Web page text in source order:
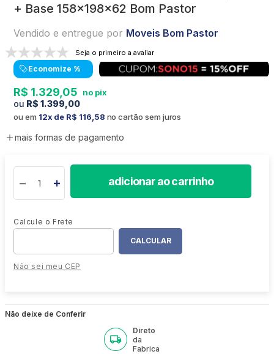
+ Base 158x198x62 Bom Pastor
Vendido e entregue por Moveis Bom Pastor
Seja o primeiro a avaliar
Economize %
R$ 1.329 05
R$ 1.399,00
ou em 12 R$ 116 58 no cartão sem juros
mais formas de pagamento
adicionar ao carrinho
Não sei meu CEP
Não deixe de Conferir
Direto
da
Fabrica